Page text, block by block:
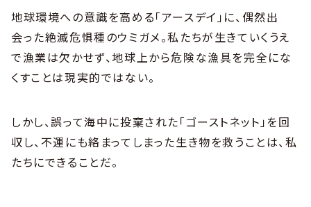
地球環境への意識を高める「アースデイ」に、偶然出
会った絶滅危惧種のウミガメ。私たちが生きていくうえ
で漁業は欠かせず、地球上から危険な漁具を完全にな
くすことは現実的ではない。
しかし、誤って海中に投棄された「ゴーストネット」を回
収し、不運にも絡まってしまった生き物を救うことは、私
たちにできることだ。